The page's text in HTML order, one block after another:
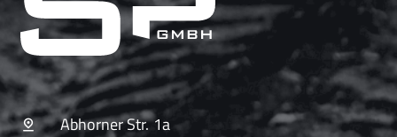
Abhorner Str. 1a